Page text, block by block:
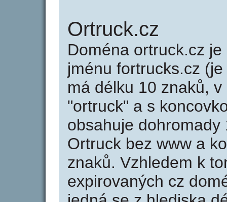
Ortruck.cz
Doména ortruck.cz
jménu fortrucks.cz
má délku 10 znaků,
"ortruck" a s
obsahuje
Ortruck bez www a
znaků. Vzhledem k
expirovaných cz